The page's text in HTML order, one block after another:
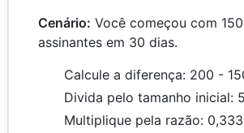
Cenário: Você começou com
assinantes em 30 dias.
Calcule a diferença: 200 -
Divida pelo tamanho inicial:
Multiplique pela razão: